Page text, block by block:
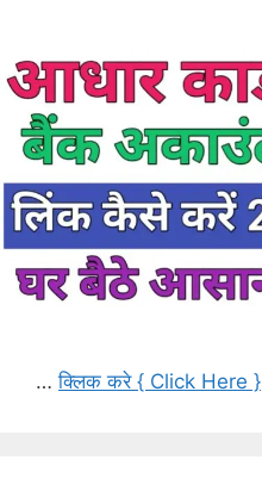
…क्लिक करे { Click Here }